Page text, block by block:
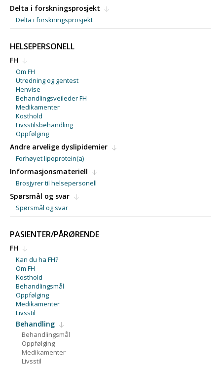
Delta i forskningsprosjekt
Delta i forskningsprosjekt
HELSEPERSONELL
FH
Om FH
Utredning og gentest
Henvise
Behandlingsveileder FH
Medikamenter
Kosthold
Livsstilsbehandling
Oppfølging
Andre arvelige dyslipidemier
Forhøyet lipoprotein(a)
Informasjonsmateriell
Brosjyrer til helsepersonell
Spørsmål og svar
Spørsmål og svar
PASIENTER/PÅRØRENDE
FH
Kan du ha FH?
Om FH
Kosthold
Behandlingsmål
Oppfølging
Medikamenter
Livsstil
Behandling
Behandlingsmål
Oppfølging
Medikamenter
Livsstil